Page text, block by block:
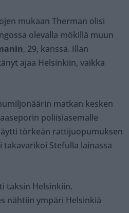
mukaan Therman olisi
olevalla mökillä muun
, 29, kanssa. Illan
ajaa Helsinkiin, vaikka
matkan kesken
poliisiasemalle
törkeän rattijuopumuksen
Stefulla lainassa
taksin Helsinkiin.
nähtiin ympäri Helsinkiä